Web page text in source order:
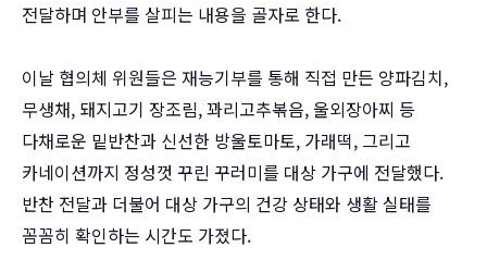
전달하며 안부를 살피는 내용을 골자로 한다.
이날 협의체 위원들은 재능기부를 통해 직접 만든 양파김치,
무생채, 돼지고기 장조림, 꽈리고추볶음, 울외장아찌 등
다채로운 밑반찬과 신선한 방울토마토, 가래떡, 그리고
카네이션까지 정성껏 꾸린 꾸러미를 대상 가구에 전달했다.
반찬 전달과 더불어 대상 가구의 건강 상태와 생활 실태를
꼼꼼히 확인하는 시간도 가졌다.